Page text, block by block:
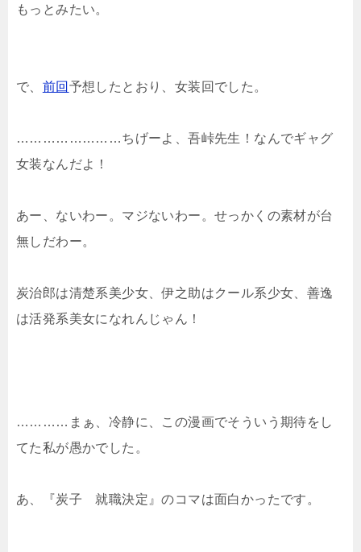
もっとみたい。
で、 前回 予想したとおり、女装回でした。
……………………ちげーよ、吾峠先生！なんでギャグ
女装なんだよ！
あー、ないわー。マジないわー。せっかくの素材が台
無しだわー。
炭治郎は清楚系美少女、伊之助はクール系少女、善逸
は活発系美女になれんじゃん！
…………まぁ、冷静に、この漫画でそういう期待をし
てた私が愚かでした。
あ、『炭子 就職決定』のコマは面白かったです。